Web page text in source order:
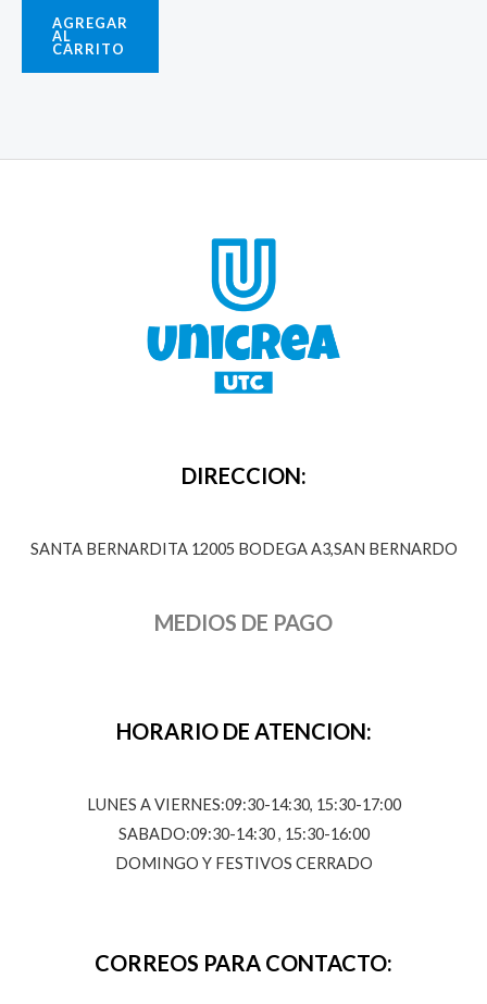
AGREGAR
AL
CARRITO
DIRECCION:
SANTA BERNARDITA 12005 BODEGA A3,SAN BERNARDO
MEDIOS DE PAGO
HORARIO DE ATENCION:
LUNES A VIERNES:09:30-14:30, 15:30-17:00
SABADO:09:30-14:30 , 15:30-16:00
DOMINGO Y FESTIVOS CERRADO
CORREOS PARA CONTACTO: